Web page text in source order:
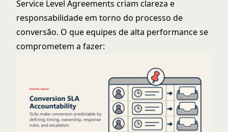
Service Level Agreements criam clareza e
responsabilidade em torno do processo de
conversão. O que equipes de alta performance se
comprometem a fazer: